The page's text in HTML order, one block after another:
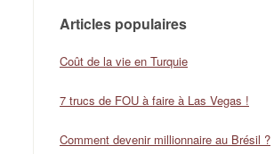
Articles populaires
Coût de la vie en Turquie
7 trucs de FOU à faire à Las Vegas !
Comment devenir millionnaire au Brésil ?